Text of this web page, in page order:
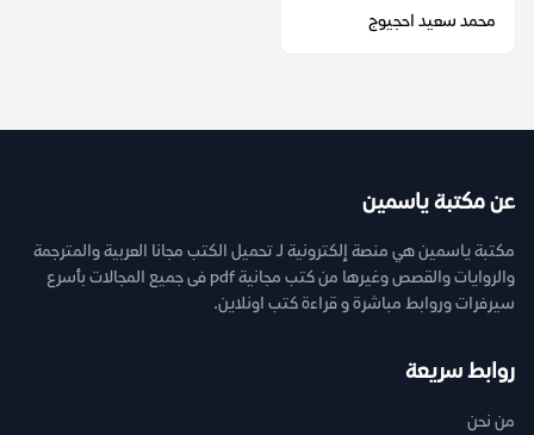
محمد سعيد احجيوج
عن مكتبة ياسمين
مكتبة ياسمين هي منصة إلكترونية لـ تحميل الكتب مجانا العربية والمترجمة
والروايات والقصص وغيرها من كتب مجانية pdf فى جميع المجالات بأسرع
سيرفرات وروابط مباشرة و قراءة كتب اونلاين.
روابط سريعة
من نحن